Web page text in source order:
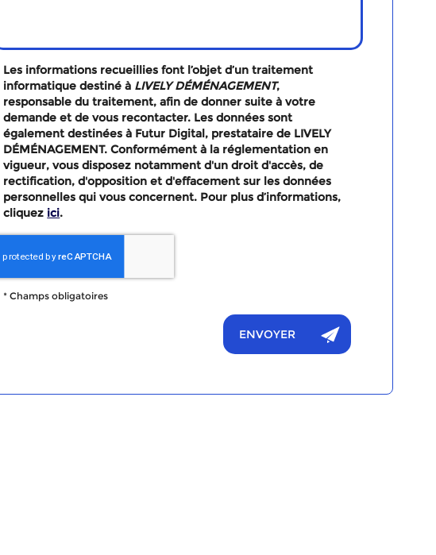
Les informations recueillies font l’objet d’un traitement
informatique destiné à LIVELY DÉMÉNAGEMENT,
responsable du traitement, afin de donner suite à votre
demande et de vous recontacter. Les données sont
également destinées à Futur Digital, prestataire de LIVELY
DÉMÉNAGEMENT. Conformément à la réglementation en
vigueur, vous disposez notamment d'un droit d'accès, de
rectification, d'opposition et d'effacement sur les données
personnelles qui vous concernent. Pour plus d’informations,
cliquez ici.
*Champs obligatoires